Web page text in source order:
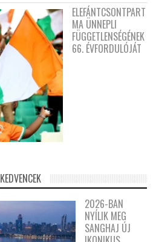
ELEFÁNTCSONTPART
MA ÜNNEPLI
FÜGGETLENSÉGÉNEK
66. ÉVFORDULÓJÁT
KEDVENCEK
2026-BAN
NYÍLIK MEG
SANGHAJ ÚJ